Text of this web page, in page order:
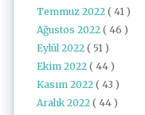
Temmuz 2022( 41 )
Ağustos 2022( 46 )
Eylül 2022( 51 )
Ekim 2022( 44 )
Kasım 2022( 43 )
Aralık 2022( 44 )